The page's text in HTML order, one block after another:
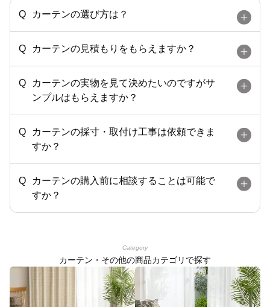
カーテンの選び方は？
カーテンの見積もりをもらえますか？
カーテンの実物を見て決めたいのですがサ
ンプルはもらえますか？
カーテンの採寸・取付け工事は依頼できま
すか？
カーテンの購入前に相談することは可能で
すか？
Category
カーテン・その他の商品カテゴリで探す